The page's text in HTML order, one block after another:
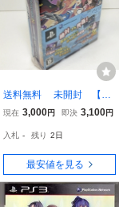
送料無料 未開封 【PS
3】 圧倒的遊戯ムゲンソ
現在 3,000円 即決 3,100円
入札 - 残り 2日
最安値を見る